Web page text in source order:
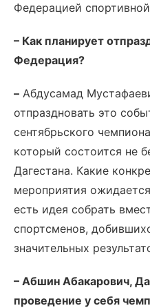
Федерацией
– Как планирует
Федерация?
– Абдусамад
отпраздновать это
сентябрьского
который состоится не
Дагестана. Какие
мероприятия
есть идея собрать
спортсменов,
значительных
– Абшин Абакарович,
проведение у себя